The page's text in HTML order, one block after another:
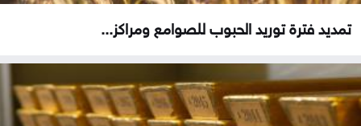
تمديد فترة توريد الحبوب للصوامع ومراكز...